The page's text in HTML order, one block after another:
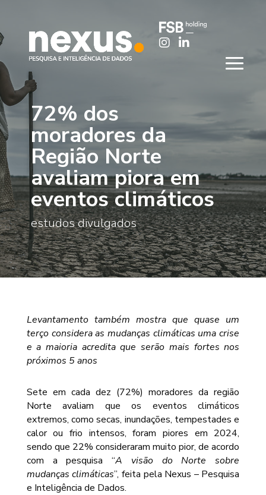
72% dos
moradores da
Região Norte
avaliam piora em
eventos climáticos
estudos divulgados
Levantamento também mostra que quase um
terço considera as mudanças climáticas uma crise
e a maioria acredita que serão mais fortes nos
próximos 5 anos
Sete em cada dez (72%) moradores da região
Norte avaliam que os eventos climáticos
extremos, como secas, inundações, tempestades e
calor ou frio intensos, foram piores em 2024,
sendo que 22% consideraram muito pior, de acordo
com a pesquisa “A visão do Norte sobre
mudanças climáticas”, feita pela Nexus – Pesquisa
e Inteligência de Dados.